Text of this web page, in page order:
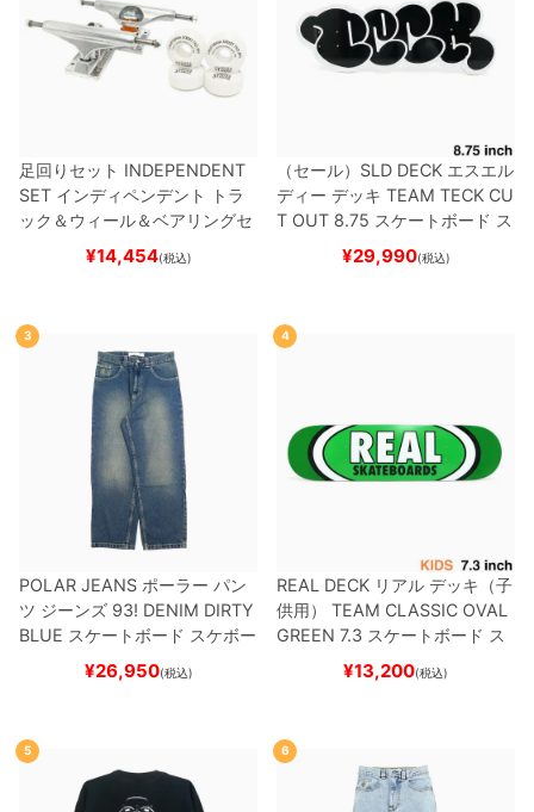
足回りセット INDEPENDENT
SET インディペンデント
トラ
ック＆ウィール＆ベアリングセ
（トリック用）
ード スケボー
¥14,454(税込)
（セール） SLD DECK エスエル
ディー デッキ TEAM TECK CU
T OUT 8.75 スケートボード ス
¥29,990(税込)
3
POLAR JEANS ポーラー パン
ツ ジーンズ 93! DENIM DIRTY
BLUE スケートボード スケボー
¥26,950(税込)
4
REAL DECK リアル デッキ（子
供用）
TEAM CLASSIC OVAL
GREEN 7.3 スケートボード ス
¥13,200(税込)
5 6